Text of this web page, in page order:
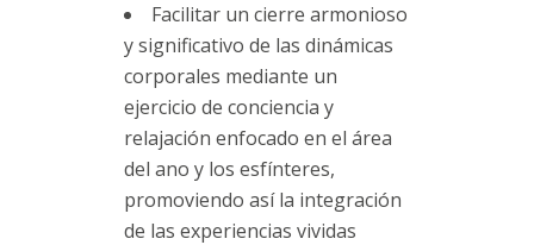
Facilitar un cierre armonioso
y significativo de las dinámicas
corporales mediante un
ejercicio de conciencia y
relajación enfocado en el área
del ano y los esfínteres,
promoviendo así la integración
de las experiencias vividas